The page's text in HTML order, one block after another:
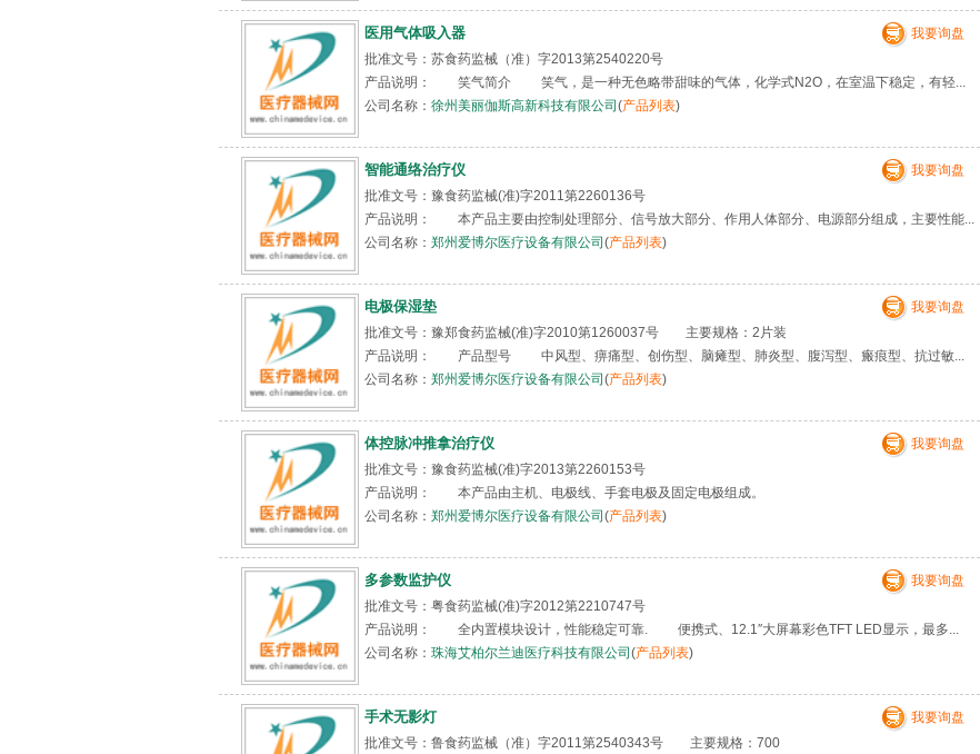
医用气体吸入器
我要询盘
批准文号：苏食药监械（准）字2013第2540220号
产品说明： 笑气简介 笑气，是一种无色略带甜味的气体，化学式N2O，在室温下稳定，有轻...
公司名称： 徐州美丽伽斯高新科技有限公司 (产品列表)
智能通络治疗仪
我要询盘
批准文号：豫食药监械(准)字2011第2260136号
产品说明： 本产品主要由控制处理部分、信号放大部分、作用人体部分、电源部分组成，主要性能...
公司名称： 郑州爱博尔医疗设备有限公司 (产品列表)
电极保湿垫
我要询盘
批准文号：豫郑食药监械(准)字2010第1260037号 主要规格：2片装
产品说明： 产品型号 中风型、痹痛型、创伤型、脑瘫型、肺炎型、腹泻型、瘢痕型、抗过敏...
公司名称： 郑州爱博尔医疗设备有限公司 (产品列表)
体控脉冲推拿治疗仪
我要询盘
批准文号：豫食药监械(准)字2013第2260153号
产品说明： 本产品由主机、电极线、手套电极及固定电极组成。
公司名称： 郑州爱博尔医疗设备有限公司 (产品列表)
多参数监护仪
我要询盘
批准文号：粤食药监械(准)字2012第2210747号
产品说明： 全内置模块设计，性能稳定可靠. 便携式、12.1″大屏幕彩色TFT LED显示，最多...
公司名称： 珠海艾柏尔兰迪医疗科技有限公司 (产品列表)
手术无影灯
我要询盘
批准文号：鲁食药监械（准）字2011第2540343号 主要规格：700